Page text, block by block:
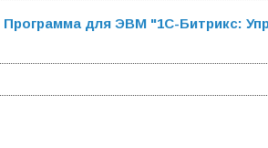
Программа для ЭВМ "1С-Битрикс: